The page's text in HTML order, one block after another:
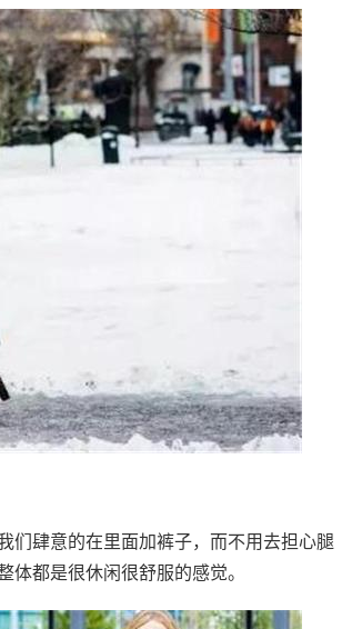
们肆意的在里面加裤子，而不用去担心腿
都是很休闲很舒服的感觉。